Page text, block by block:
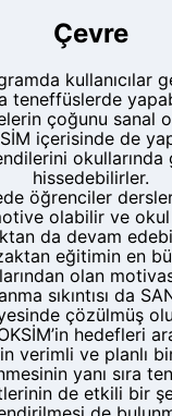
Çevre
kullanıcılar
teneffüslerde
çoğunu sanal
içerisinde de
okullarında
hissedebilirler.
öğrenciler
olabilir ve okul
da devam
eğitimin en
olan
sıkıntısı da
çözülmüş
hedefleri
verimli ve planlı
yanı sıra
de etkili bir